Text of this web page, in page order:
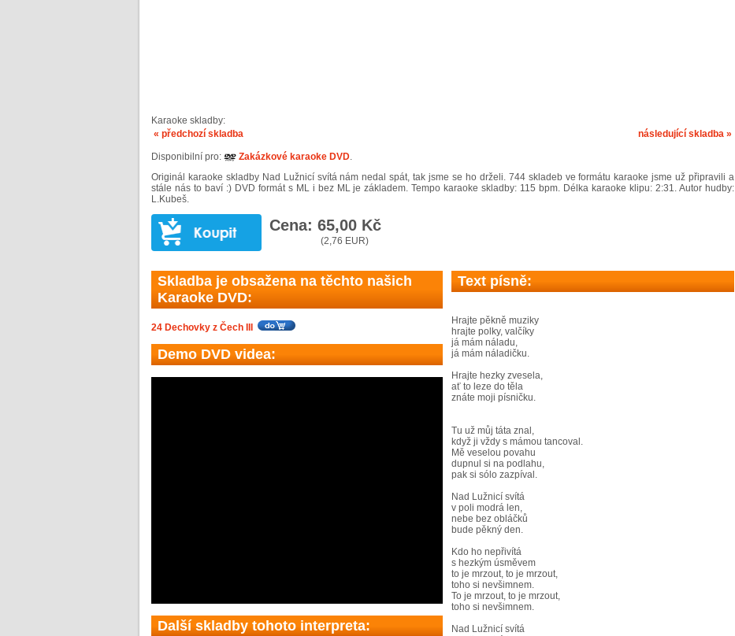
Karaoke skladby:
« předchozí skladba
následující skladba »
Disponibilní pro: Zakázkové karaoke DVD.
Originál karaoke skladby Nad Lužnicí svítá nám nedal spát, tak jsme se ho drželi. 744 skladeb ve formátu karaoke jsme už připravili a
stále nás to baví :) DVD formát s ML i bez ML je základem. Tempo karaoke skladby: 115 bpm. Délka karaoke klipu: 2:31. Autor hudby:
L.Kubeš.
Cena: 65,00 Kč
(2,76 EUR)
Skladba je obsažena na těchto našich
Karaoke DVD:
24 Dechovky z Čech III
Demo DVD videa:
Další skladby tohoto interpreta:
Text písně:
Hrajte pěkně muziky
hrajte polky, valčíky
já mám náladu,
já mám náladičku.
Hrajte hezky zvesela,
ať to leze do těla
znáte moji písničku.
Tu už můj táta znal,
když ji vždy s mámou tancoval.
Mě veselou povahu
dupnul si na podlahu,
pak si sólo zazpíval.
Nad Lužnicí svítá
v poli modrá len,
nebe bez obláčků
bude pěkný den.
Kdo ho nepřivítá
s hezkým úsměvem
to je mrzout, to je mrzout,
toho si nevšimnem.
To je mrzout, to je mrzout,
toho si nevšimnem.
Nad Lužnicí svítá